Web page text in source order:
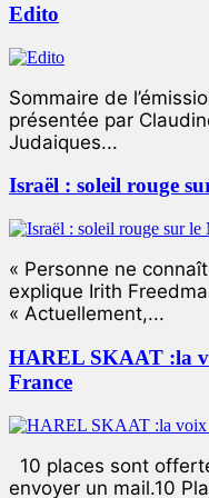
Edito
Sommaire de
présentée par
Judaiques...
Israël : soleil rouge
« Personne ne
explique Irith
« Actuellement,...
HAREL SKAAT :la
France
10 places sont
envoyer un mail.10